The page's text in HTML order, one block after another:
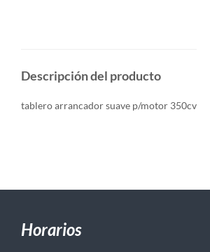
Descripción del producto
tablero arrancador suave p/motor 350cv
Horarios